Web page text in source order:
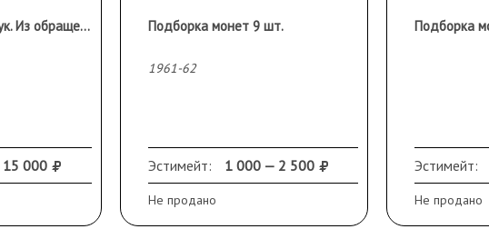
Подборка монет 6 штук. Из обращения! Редкие! 1976 год!
000
Подборка монет 9 шт.
1961-62
Эстимейт: 1 000 — 2 500
Не продано
Эстимейт:
Не продано